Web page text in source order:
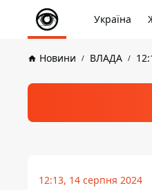
Україна
Новини ВЛАДА
12:13, 14 серпня 2024